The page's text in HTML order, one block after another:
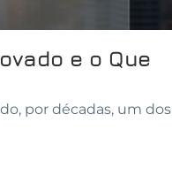
e o Que
por décadas, um dos